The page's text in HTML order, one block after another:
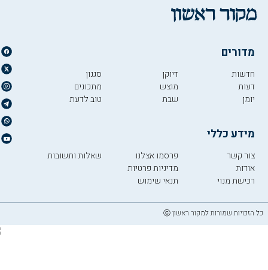
מדורים
חדשות
דעות
יומן
דיוקן
מוצש
שבת
סגנון
מתכונים
טוב לדעת
מידע כללי
צור קשר
אודות
רכישת מנוי
פרסמו אצלנו
מדיניות פרטיות
תנאי שימוש
שאלות ותשובות
כל הזכויות שמורות למקור ראשון ⓒ